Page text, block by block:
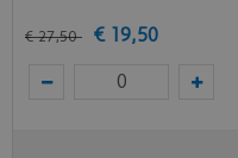
€ 27,50 € 19,50